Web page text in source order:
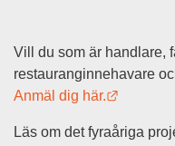
Vill du som är handlare,
restauranginnehavare
Anmäl dig här.
Läs om det fyraåriga